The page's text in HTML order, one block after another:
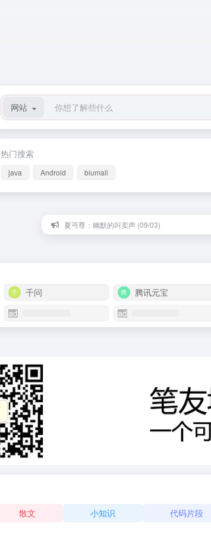
网站
热门搜索
java Android biumall
夏丏尊：幽默的叫卖声 (09/03)
千问 腾讯元宝
散文 小知识 代码片段